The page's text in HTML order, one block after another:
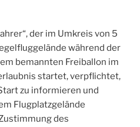
der im Umkreis von 5
während der
bemannten Freiballon im
startet, verpflichtet,
zu informieren und
Flugplatzgelände
des